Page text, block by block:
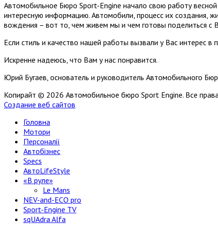
Автомобильное Бюро Sport-Engine начало свою работу
интересную информацию. Автомобили, процесс их создания,
вождения – вот то, чем живем мы и чем готовы поделиться с
Если стиль и качество нашей работы вызвали у Вас интерес в
Искренне надеюсь, что Вам у нас понравится.
Юрий Бугаев, основатель и руководитель Автомобильного
Копирайт © 2026 Автомобильное бюро Sport Engine. Все
Создание веб сайтов
Головна
Мотори
Персоналії
Автобізнес
Specs
АвтоLifeStyle
«В руле»
Le Mans
NEV-and-ECO pro
Sport-Engine TV
sqUAdra Alfa